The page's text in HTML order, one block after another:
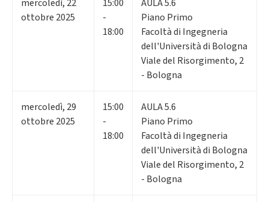
mercoledì, 22
ottobre 2025
15:00
-
18:00
AULA 5.6
Piano Primo
Facoltà di Ingegneria
dell'Università di Bologna
Viale del Risorgimento, 2
- Bologna
mercoledì, 29
ottobre 2025
15:00
-
18:00
AULA 5.6
Piano Primo
Facoltà di Ingegneria
dell'Università di Bologna
Viale del Risorgimento, 2
- Bologna